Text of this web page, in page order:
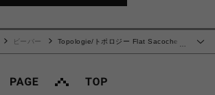
…
ビーバー
Topologie/トポロジー Flat Sacoche